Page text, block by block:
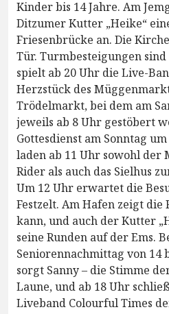
Kinder bis 14 Jahre. Am
Ditzumer Kutter „Heike“
Friesenbrücke an. Die
Tür. Turmbesteigungen
spielt ab 20 Uhr die Live-
Herzstück des
Trödelmarkt, bei dem am
jeweils ab 8 Uhr gestöbert
Gottesdienst am Sonntag
laden ab 11 Uhr sowohl
Rider als auch das Sielhus
Um 12 Uhr erwartet die
Festzelt. Am Hafen zeigt die
kann, und auch der Kutter
seine Runden auf der Ems.
Seniorennachmittag von 14
sorgt Sanny – die Stimme
Laune, und ab 18 Uhr
Liveband Colourful Times